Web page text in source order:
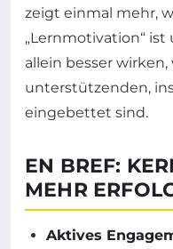
zeigt einmal mehr,
„Lernmotivation“ ist
allein besser
unterstützenden,
eingebettet sind.
EN BREF:
MEHR
Aktives